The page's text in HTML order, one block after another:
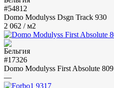
#54812
Domo Modulyss Dsgn Track 930
2 062 / м2
#17326
Domo Modulyss First Absolute 809
—